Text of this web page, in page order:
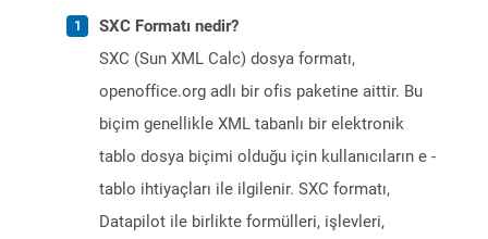
SXC Formatı nedir?
SXC (Sun XML Calc) dosya formatı,
openoffice.org adlı bir ofis paketine aittir. Bu
biçim genellikle XML tabanlı bir elektronik
tablo dosya biçimi olduğu için kullanıcıların e -
tablo ihtiyaçları ile ilgilenir. SXC formatı,
Datapilot ile birlikte formülleri, işlevleri,